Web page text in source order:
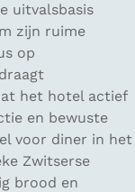
uitvalsbasis
zijn ruime
op
het hotel actief
en bewuste
voor diner in het
Zwitserse
brood en